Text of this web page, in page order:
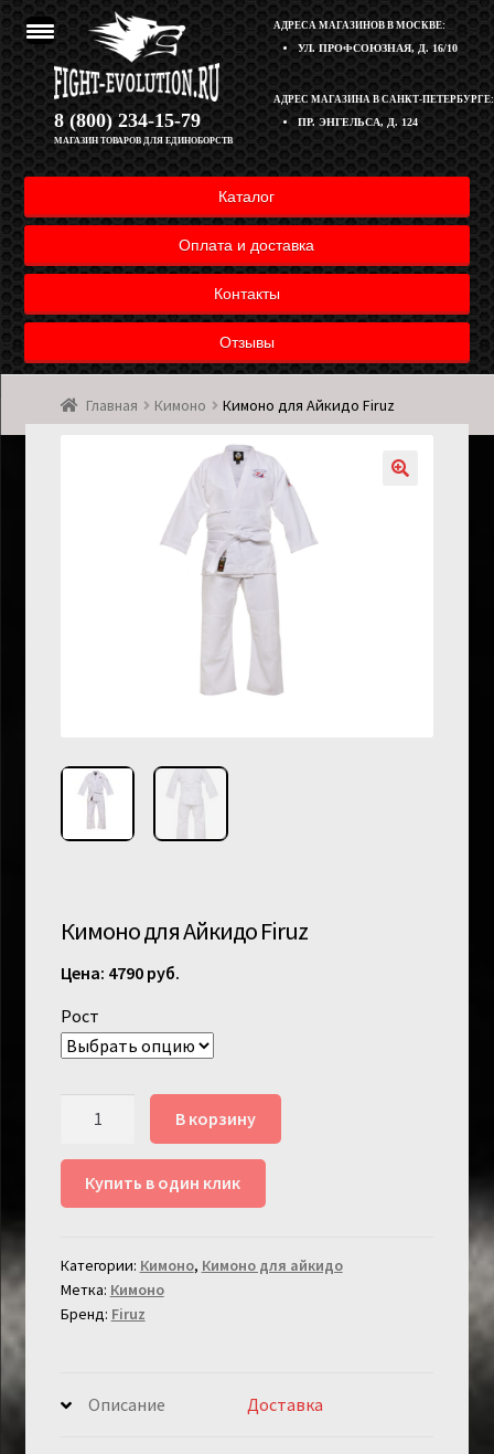
АДРЕСА МАГАЗИНОВ В МОСКВЕ:
УЛ. ПРОФСОЮЗНАЯ, Д. 16/10
АДРЕС МАГАЗИНА В САНКТ-ПЕТЕРБУРГЕ:
ПР. ЭНГЕЛЬСА, Д. 124
8 (800) 234-15-79
МАГАЗИН ТОВАРОВ ДЛЯ ЕДИНОБОРСТВ
Каталог
Оплата и доставка
Контакты
Отзывы
Перейти
к
навигации
Перейти
к
содержимому
Корзина
Полезная информация
Оплата и доставка товара
Мой аккаунт
Главная Кимоно Кимоно для Айкидо Firuz
Кимоно для Айкидо Firuz
4790 руб.
Рост
Количество
Кимоно
В корзину
Купить в один клик
Категории: Кимоно, Кимоно для айкидо
Метка: Кимоно
Бренд: Firuz
Описание Доставка